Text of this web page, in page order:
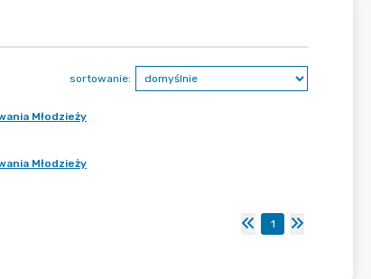
sortowanie:
Młodzieży
Młodzieży
1